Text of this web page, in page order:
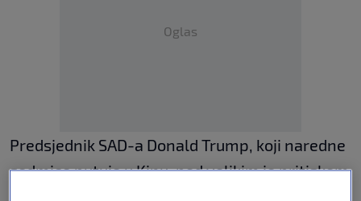
Oglas
Predsjednik SAD-a Donald Trump, koji naredne
sedmice putuje u Kinu, pod velikim je pritiskom